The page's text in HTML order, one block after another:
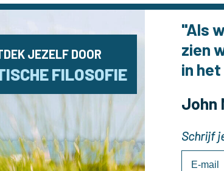
JEZELF DOOR
FILOSOFIE
"Als
zien
in
John
Schrijf